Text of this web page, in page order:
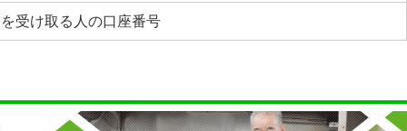
受け取る人の口座番号